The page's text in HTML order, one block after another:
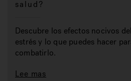
salud?
Descubre los efectos nocivos del
estrés y lo que puedes hacer
combatirlo.
Lee mas